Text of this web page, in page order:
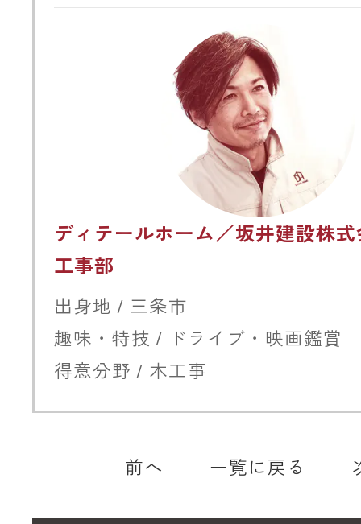
ディテールホーム／坂井建設株
工事部
出身地 / 三条市
趣味・特技 / ドライブ・映画鑑賞
得意分野 / 木工事
前へ 一覧に戻る